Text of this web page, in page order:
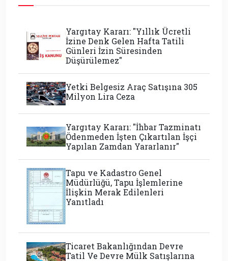
Yargıtay Kararı: "Yıllık Ücretli
İzine Denk Gelen Hafta Tatili
Günleri İzin Süresinden
Düşürülemez"
Yetki Belgesiz Araç Satışına 305
Milyon Lira Ceza
Yargıtay Kararı: "İhbar Tazminatı
Ödenmeden İşten Çıkartılan İşçi
Yapılan Zamdan Yararlanır"
Tapu ve Kadastro Genel
Müdürlüğü, Tapu İşlemlerine
İlişkin Merak Edilenleri
Yanıtladı
Ticaret Bakanlığından Devre
Tatil Ve Devre Mülk Satışlarına